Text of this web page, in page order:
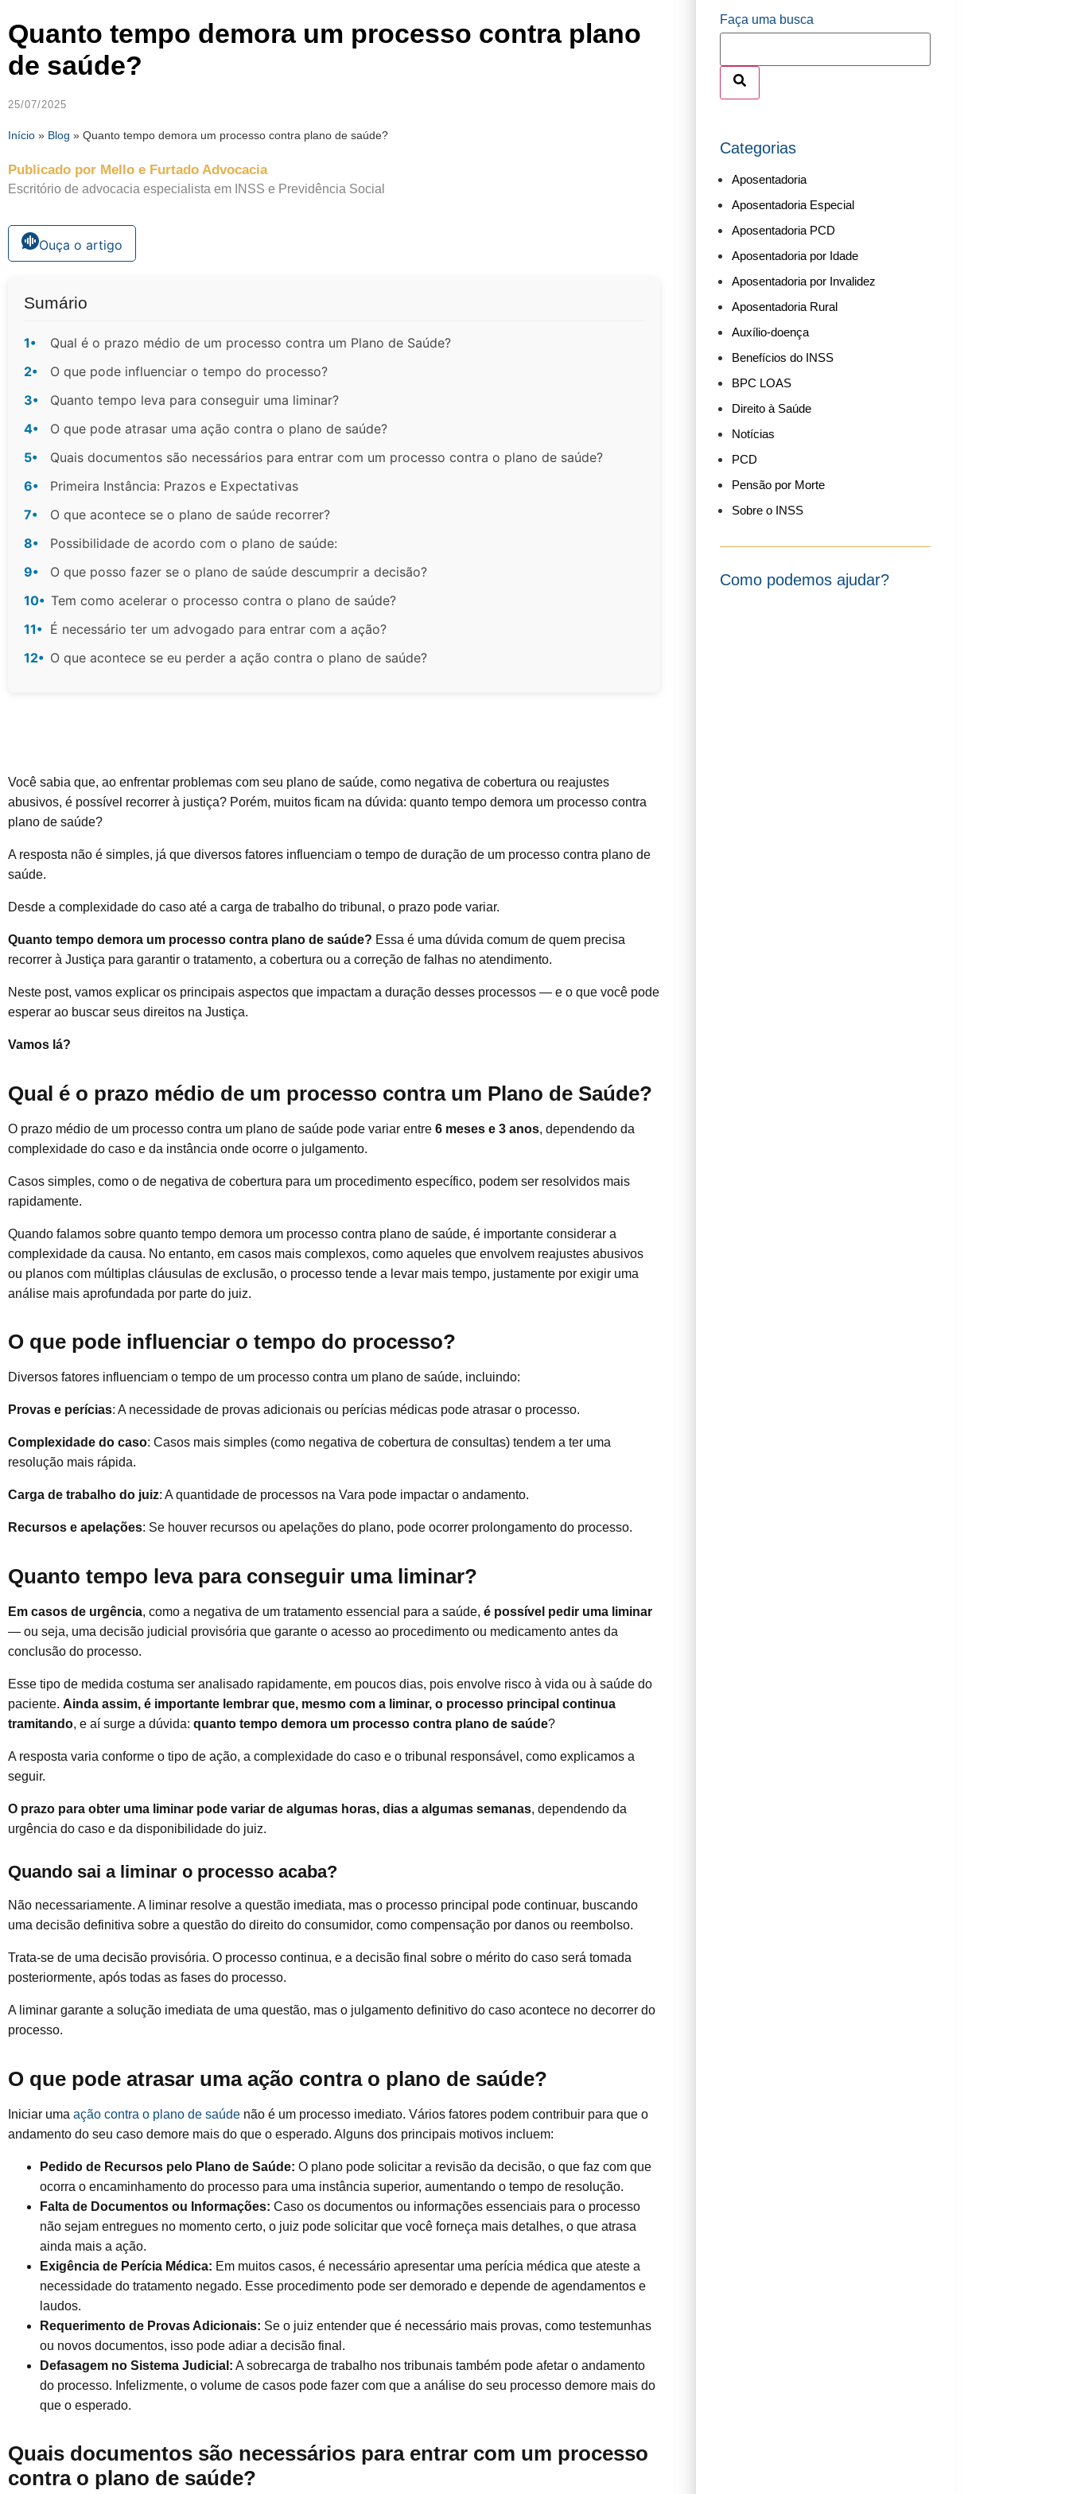
Quanto tempo demora um processo contra plano
de saúde?
25/07/2025
Início » Blog » Quanto tempo demora um processo contra plano de saúde?
Publicado por Mello e Furtado Advocacia
Escritório de advocacia especialista em INSS e Previdência Social
Ouça o artigo
Sumário
1•
Qual é o prazo médio de um processo contra um Plano de Saúde?
2•
O que pode influenciar o tempo do processo?
3•
Quanto tempo leva para conseguir uma liminar?
4•
O que pode atrasar uma ação contra o plano de saúde?
5•
Quais documentos são necessários para entrar com um processo contra o plano de saúde?
6•
Primeira Instância: Prazos e Expectativas
7•
O que acontece se o plano de saúde recorrer?
8•
Possibilidade de acordo com o plano de saúde:
9•
O que posso fazer se o plano de saúde descumprir a decisão?
10• Tem como acelerar o processo contra o plano de saúde?
11• É necessário ter um advogado para entrar com a ação?
12• O que acontece se eu perder a ação contra o plano de saúde?
Você sabia que, ao enfrentar problemas com seu plano de saúde, como negativa de cobertura ou reajustes
abusivos, é possível recorrer à justiça? Porém, muitos ficam na dúvida: quanto tempo demora um processo contra
plano de saúde?
A resposta não é simples, já que diversos fatores influenciam o tempo de duração de um processo contra plano de
saúde.
Desde a complexidade do caso até a carga de trabalho do tribunal, o prazo pode variar.
Quanto tempo demora um processo contra plano de saúde? Essa é uma dúvida comum de quem precisa
recorrer à Justiça para garantir o tratamento, a cobertura ou a correção de falhas no atendimento.
Neste post, vamos explicar os principais aspectos que impactam a duração desses processos — e o que você pode
esperar ao buscar seus direitos na Justiça.
Vamos lá?
Qual é o prazo médio de um processo contra um Plano de Saúde?
O prazo médio de um processo contra um plano de saúde pode variar entre 6 meses e 3 anos, dependendo da
complexidade do caso e da instância onde ocorre o julgamento.
Casos simples, como o de negativa de cobertura para um procedimento específico, podem ser resolvidos mais
rapidamente.
Quando falamos sobre quanto tempo demora um processo contra plano de saúde, é importante considerar a
complexidade da causa. No entanto, em casos mais complexos, como aqueles que envolvem reajustes abusivos
ou planos com múltiplas cláusulas de exclusão, o processo tende a levar mais tempo, justamente por exigir uma
análise mais aprofundada por parte do juiz.
O que pode influenciar o tempo do processo?
Diversos fatores influenciam o tempo de um processo contra um plano de saúde, incluindo:
Provas e perícias: A necessidade de provas adicionais ou perícias médicas pode atrasar o processo.
Complexidade do caso: Casos mais simples (como negativa de cobertura de consultas) tendem a ter uma
resolução mais rápida.
Carga de trabalho do juiz: A quantidade de processos na Vara pode impactar o andamento.
Recursos e apelações: Se houver recursos ou apelações do plano, pode ocorrer prolongamento do processo.
Quanto tempo leva para conseguir uma liminar?
Em casos de urgência, como a negativa de um tratamento essencial para a saúde, é possível pedir uma liminar
— ou seja, uma decisão judicial provisória que garante o acesso ao procedimento ou medicamento antes da
conclusão do processo.
Esse tipo de medida costuma ser analisado rapidamente, em poucos dias, pois envolve risco à vida ou à saúde do
paciente. Ainda assim, é importante lembrar que, mesmo com a liminar, o processo principal continua
tramitando, e aí surge a dúvida: quanto tempo demora um processo contra plano de saúde?
A resposta varia conforme o tipo de ação, a complexidade do caso e o tribunal responsável, como explicamos a
seguir.
O prazo para obter uma liminar pode variar de algumas horas, dias a algumas semanas, dependendo da
urgência do caso e da disponibilidade do juiz.
Quando sai a liminar o processo acaba?
Não necessariamente. A liminar resolve a questão imediata, mas o processo principal pode continuar, buscando
uma decisão definitiva sobre a questão do direito do consumidor, como compensação por danos ou reembolso.
Trata-se de uma decisão provisória. O processo continua, e a decisão final sobre o mérito do caso será tomada
posteriormente, após todas as fases do processo.
A liminar garante a solução imediata de uma questão, mas o julgamento definitivo do caso acontece no decorrer do
processo.
O que pode atrasar uma ação contra o plano de saúde?
Iniciar uma ação contra o plano de saúde não é um processo imediato. Vários fatores podem contribuir para que o
andamento do seu caso demore mais do que o esperado. Alguns dos principais motivos incluem:
Pedido de Recursos pelo Plano de Saúde: O plano pode solicitar a revisão da decisão, o que faz com que
ocorra o encaminhamento do processo para uma instância superior, aumentando o tempo de resolução.
Falta de Documentos ou Informações: Caso os documentos ou informações essenciais para o processo
não sejam entregues no momento certo, o juiz pode solicitar que você forneça mais detalhes, o que atrasa
ainda mais a ação.
Exigência de Perícia Médica: Em muitos casos, é necessário apresentar uma perícia médica que ateste a
necessidade do tratamento negado. Esse procedimento pode ser demorado e depende de agendamentos e
laudos.
Requerimento de Provas Adicionais: Se o juiz entender que é necessário mais provas, como testemunhas
ou novos documentos, isso pode adiar a decisão final.
Defasagem no Sistema Judicial: A sobrecarga de trabalho nos tribunais também pode afetar o andamento
do processo. Infelizmente, o volume de casos pode fazer com que a análise do seu processo demore mais do
que o esperado.
Quais documentos são necessários para entrar com um processo
contra o plano de saúde?
Faça uma busca
Categorias
Aposentadoria
Aposentadoria Especial
Aposentadoria PCD
Aposentadoria por Idade
Aposentadoria por Invalidez
Aposentadoria Rural
Auxílio-doença
Benefícios do INSS
BPC LOAS
Direito à Saúde
Notícias
PCD
Pensão por Morte
Sobre o INSS
Como podemos ajudar?